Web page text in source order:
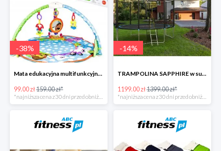
-38%
Mata edukacyjna multifunkcyjna z muzyką
99.00 zł159.00 zł*
-14%
TRAMPOLINA SAPPHIRE w super cenie
1199.00 zł1399.00 zł*